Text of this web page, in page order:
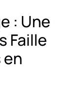
: Une
Faille
en